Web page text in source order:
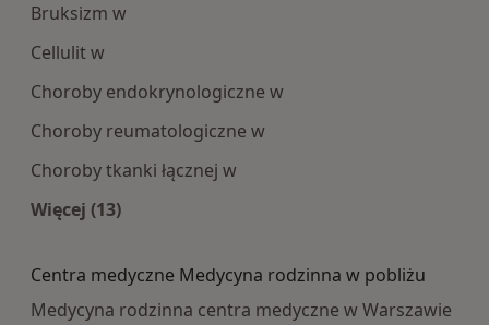
Bruksizm w
Cellulit w
Choroby endokrynologiczne w
Choroby reumatologiczne w
Choroby tkanki łącznej w
Więcej (13)
Centra medyczne Medycyna rodzinna w pobliżu
Medycyna rodzinna centra medyczne w Warszawie